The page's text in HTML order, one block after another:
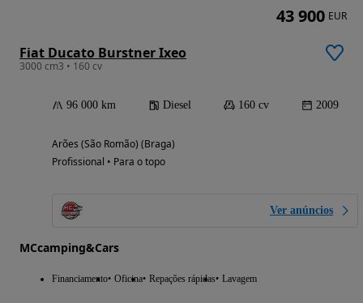
Fiat Ducato Burstner Ixeo
3000 cm3 • 160 cv
96 000 km Diesel 160 cv 2009
Arões (São Romão) (Braga)
Profissional • Para o topo
Ver anúncios
MCcamping&Cars
Financiamento Oficina Repações rápidas Lavagem
43 900 EUR